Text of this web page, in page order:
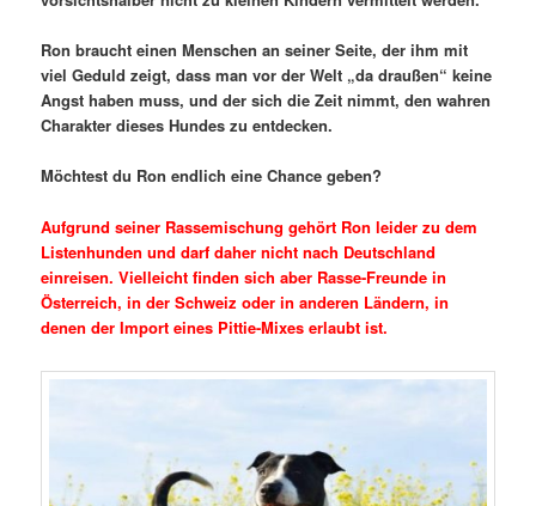
Ron braucht einen Menschen an seiner Seite, der ihm mit
viel Geduld zeigt, dass man vor der Welt „da draußen“ keine
Angst haben muss, und der sich die Zeit nimmt, den wahren
Charakter dieses Hundes zu entdecken.
Möchtest du Ron endlich eine Chance geben?
Aufgrund seiner Rassemischung gehört Ron leider zu dem
Listenhunden und darf daher nicht nach Deutschland
einreisen. Vielleicht finden sich aber Rasse-Freunde in
Österreich, in der Schweiz oder in anderen Ländern, in
denen der Import eines Pittie-Mixes erlaubt ist.